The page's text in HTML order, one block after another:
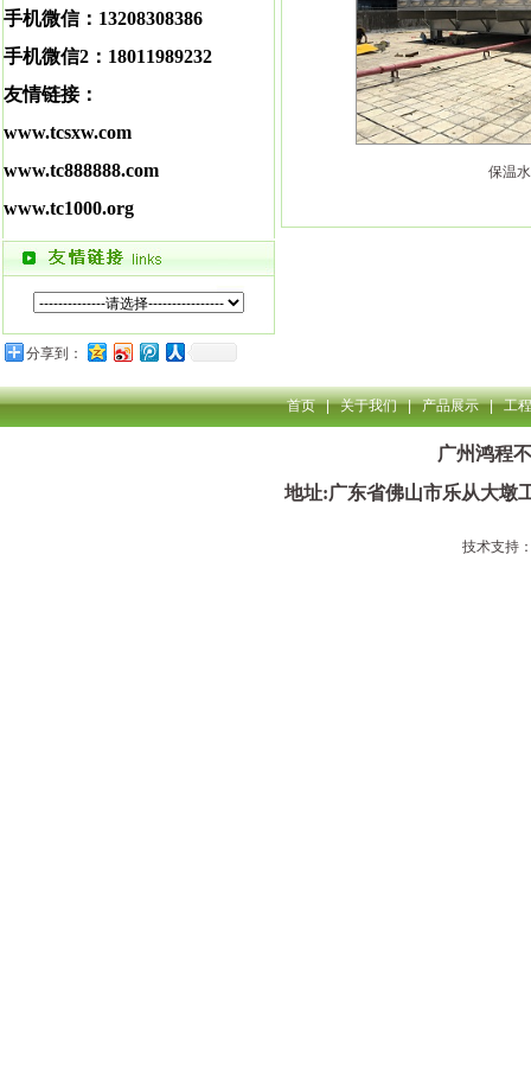
手机微信： 13208308386
手机微信2：18011989232
友情链接：
www.tcsxw.com
www.tc888888.com
www.tc1000.org
保温
分享到：
首页|关于我们|产品展示|工
广州鸿程
地址:广东省佛山市乐从大墩
技术支持